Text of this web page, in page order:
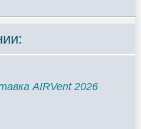
AIRVent 2026